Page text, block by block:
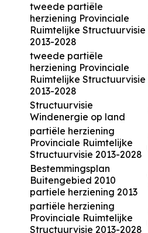
tweede partiële
herziening Provinciale
Ruimtelijke Structuurvisie
2013-2028
tweede partiële
herziening Provinciale
Ruimtelijke Structuurvisie
2013-2028
Structuurvisie
Windenergie op land
partiële herziening
Provinciale Ruimtelijke
Structuurvisie 2013-2028
Bestemmingsplan
Buitengebied 2010
partiele herziening 2013
partiële herziening
Provinciale Ruimtelijke
Structuurvisie 2013-2028